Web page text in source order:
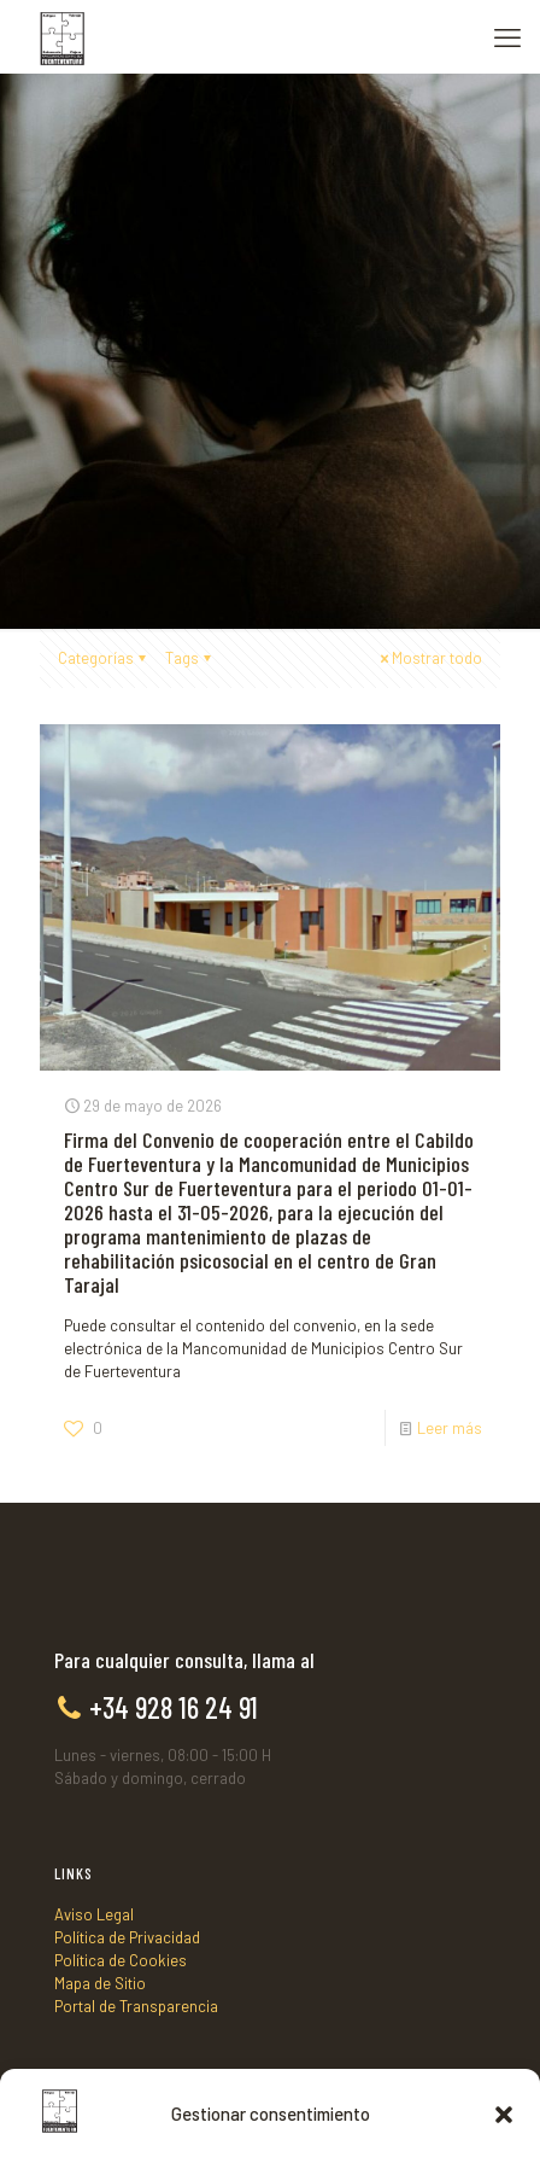
Gestionar consentimiento
Categorías Tags Mostrar todo
29 de mayo de 2026
Firma del Convenio de cooperación entre el Cabildo
de Fuerteventura y la Mancomunidad de Municipios
Centro Sur de Fuerteventura para el periodo 01-01-
2026 hasta el 31-05-2026, para la ejecución del
programa mantenimiento de plazas de
rehabilitación psicosocial en el centro de Gran
Tarajal
Puede consultar el contenido del convenio, en la sede
electrónica de la Mancomunidad de Municipios Centro Sur
de Fuerteventura
0 Leer más
Para cualquier consulta, llama al
+34 928 16 24 91
Lunes - viernes, 08:00 - 15:00 H
Sábado y domingo, cerrado
LINKS
Aviso Legal
Política de Privacidad
Política de Cookies
Mapa de Sitio
Portal de Transparencia
DIRECCIÓN